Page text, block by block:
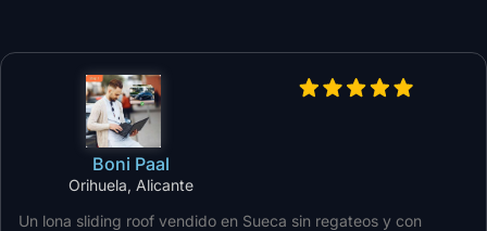
Boni Paal
Orihuela, Alicante
Un lona sliding roof vendido en Sueca sin regateos y con